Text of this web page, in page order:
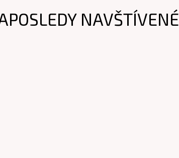
NAVŠTÍVENÉ